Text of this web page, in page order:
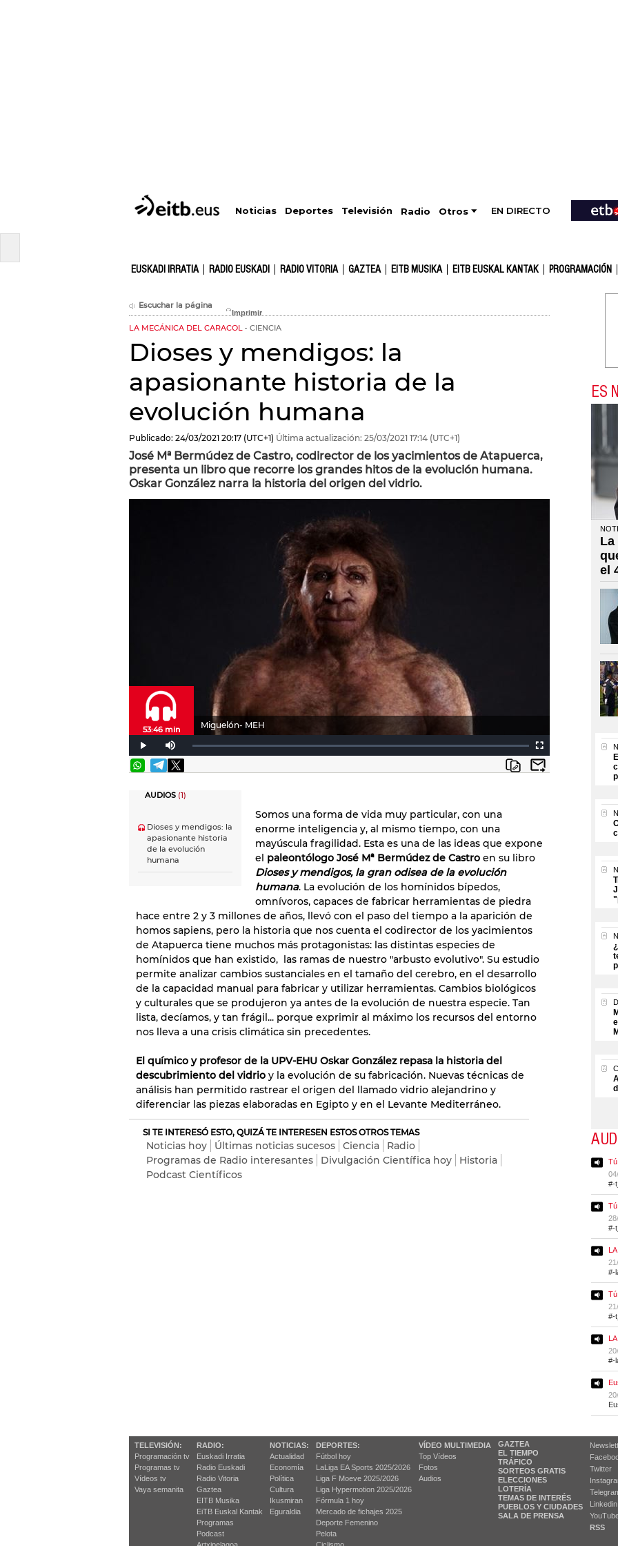
Noticias Deportes Televisión Radio Otros EN DIRECTO
EUSKADI IRRATIA RADIO EUSKADI RADIO VITORIA GAZTEA EITB MUSIKA EITB EUSKAL KANTAK PROGRAMACIÓN
Escuchar la página
LA MECÁNICA DEL CARACOL CIENCIA
Dioses y mendigos: la
apasionante historia de la
evolución humana
Publicado: 24/03/2021 20:17 (UTC+1) Última actualización: 25/03/2021 17:14 (UTC+1)
José Mª Bermúdez de Castro, codirector de los yacimientos de Atapuerca,
presenta un libro que recorre los grandes hitos de la evolución humana.
Oskar González narra la historia del origen del vidrio.
Miguelón- MEH
53:46 min
AUDIOS (1)
Dioses y mendigos: la
apasionante historia
de la evolución
humana
Somos una forma de vida muy particular, con una
enorme inteligencia y, al mismo tiempo, con una
mayúscula fragilidad. Esta es una de las ideas que expone
el paleontólogo José Mª Bermúdez de Castro en su libro
Dioses y mendigos, la gran odisea de la evolución
humana. La evolución de los homínidos bípedos,
omnívoros, capaces de fabricar herramientas de piedra
hace entre 2 y 3 millones de años, llevó con el paso del tiempo a la aparición de
homos sapiens, pero la historia que nos cuenta el codirector de los yacimientos
de Atapuerca tiene muchos más protagonistas: las distintas especies de
homínidos que han existido, las ramas de nuestro "arbusto evolutivo". Su estudio
permite analizar cambios sustanciales en el tamaño del cerebro, en el desarrollo
de la capacidad manual para fabricar y utilizar herramientas. Cambios biológicos
y culturales que se produjeron ya antes de la evolución de nuestra especie. Tan
lista, decíamos, y tan frágil... porque exprimir al máximo los recursos del entorno
nos lleva a una crisis climática sin precedentes.
El químico y profesor de la UPV-EHU Oskar González repasa la historia del
descubrimiento del vidrio y la evolución de su fabricación. Nuevas técnicas de
análisis han permitido rastrear el origen del llamado vidrio alejandrino y
diferenciar las piezas elaboradas en Egipto y en el Levante Mediterráneo.
SI TE INTERESÓ ESTO, QUIZÁ TE INTERESEN ESTOS OTROS TEMAS
Noticias hoy Últimas noticias sucesos Ciencia
Radio
Programas de Radio interesantes
Divulgación Científica hoy
Historia
Podcast Científicos
ES
La
el
#-
#-
#-
#-
#-
TELEVISIÓN:
Programación tv
Programas tv
Vídeos tv
Vaya semanita
RADIO:
Euskadi Irratia
Radio Euskadi
Radio Vitoria
Gaztea
EITB Musika
EiTB Euskal Kantak
Programas
Podcast
NOTICIAS:
Actualidad
Economía
Política
Cultura
Ikusmiran
Eguraldia
DEPORTES:
Fútbol hoy
LaLiga EA Sports 2025/2026
Liga F Moeve 2025/2026
Liga Hypermotion 2025/2026
Fórmula 1 hoy
Mercado de fichajes 2025
Deporte Femenino
Pelota
VÍDEO MULTIMEDIA
Top Vídeos
Fotos
Audios
GAZTEA
EL TIEMPO
TRÁFICO
SORTEOS GRATIS
ELECCIONES
LOTERÍA
TEMAS DE INTERÉS
PUEBLOS Y CIUDADES
SALA DE PRENSA
Twitter
Linkedin
RSS